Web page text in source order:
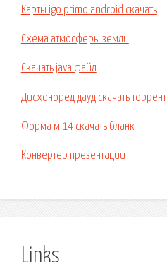
Карты igo primo android скачать
Схема атмосферы земли
Скачать java файл
Дисхоноред дауд скачать торрент
Форма м 14 скачать бланк
Конвертер презентации
Links